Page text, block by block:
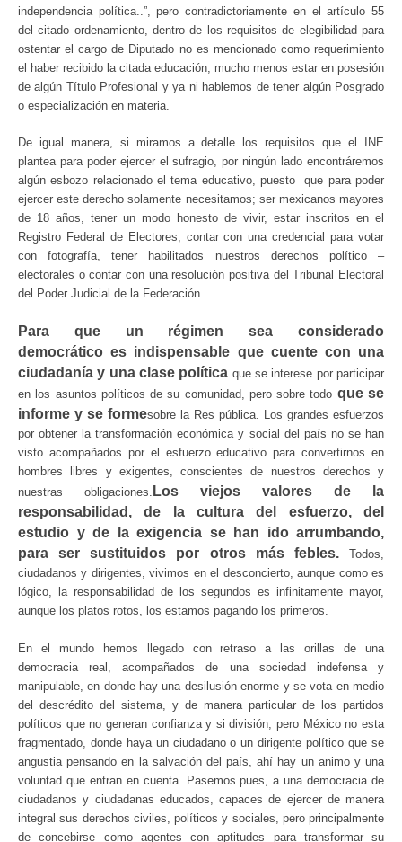
independencia política..”, pero contradictoriamente en el artículo 55
del citado ordenamiento, dentro de los requisitos de elegibilidad para
ostentar el cargo de Diputado no es mencionado como requerimiento
el haber recibido la citada educación, mucho menos estar en posesión
de algún Título Profesional y ya ni hablemos de tener algún Posgrado
o especialización en materia.
De igual manera, si miramos a detalle los requisitos que el INE
plantea para poder ejercer el sufragio, por ningún lado encontráremos
algún esbozo relacionado el tema educativo, puesto que para poder
ejercer este derecho solamente necesitamos; ser mexicanos mayores
de 18 años, tener un modo honesto de vivir, estar inscritos en el
Registro Federal de Electores, contar con una credencial para votar
con fotografía, tener habilitados nuestros derechos político –
electorales o contar con una resolución positiva del Tribunal Electoral
del Poder Judicial de la Federación.
Para que un régimen sea considerado
democrático es indispensable que cuente con una
ciudadanía y una clase política que se interese por participar
en los asuntos políticos de su comunidad, pero sobre todo que se
informe y se formesobre la Res pública. Los grandes esfuerzos
por obtener la transformación económica y social del país no se han
visto acompañados por el esfuerzo educativo para convertirnos en
hombres libres y exigentes, conscientes de nuestros derechos y
nuestras obligaciones. Los viejos valores de la
responsabilidad, de la cultura del esfuerzo, del
estudio y de la exigencia se han ido arrumbando,
para ser sustituidos por otros más febles. Todos,
ciudadanos y dirigentes, vivimos en el desconcierto, aunque como es
lógico, la responsabilidad de los segundos es infinitamente mayor,
aunque los platos rotos, los estamos pagando los primeros.
En el mundo hemos llegado con retraso a las orillas de una
democracia real, acompañados de una sociedad indefensa y
manipulable, en donde hay una desilusión enorme y se vota en medio
del descrédito del sistema, y de manera particular de los partidos
políticos que no generan confianza y si división, pero México no esta
fragmentado, donde haya un ciudadano o un dirigente político que se
angustia pensando en la salvación del país, ahí hay un animo y una
voluntad que entran en cuenta. Pasemos pues, a una democracia de
ciudadanos y ciudadanas educados, capaces de ejercer de manera
integral sus derechos civiles, políticos y sociales, pero principalmente
de concebirse como agentes con aptitudes para transformar su